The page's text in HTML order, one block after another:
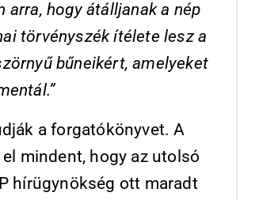
hogy átálljanak a nép
törvényszék ítélete lesz a
bűneikért, amelyeket
a forgatókönyvet. A
mindent, hogy az utolsó
hírügynökség ott maradt